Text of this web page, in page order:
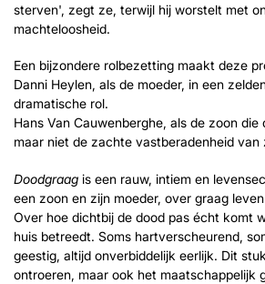
sterven', zegt ze, terwijl hij worstelt met
machteloosheid.
Een bijzondere rolbezetting maakt deze
Danni Heylen, als de moeder, in een
dramatische rol.
Hans Van Cauwenberghe, als de zoon die
maar niet de zachte vastberadenheid van
Doodgraag is een rauw, intiem en
een zoon en zijn moeder, over graag
Over hoe dichtbij de dood pas écht komt
huis betreedt. Soms hartverscheurend,
geestig, altijd onverbiddelijk eerlijk. Dit
ontroeren, maar ook het maatschappelijk